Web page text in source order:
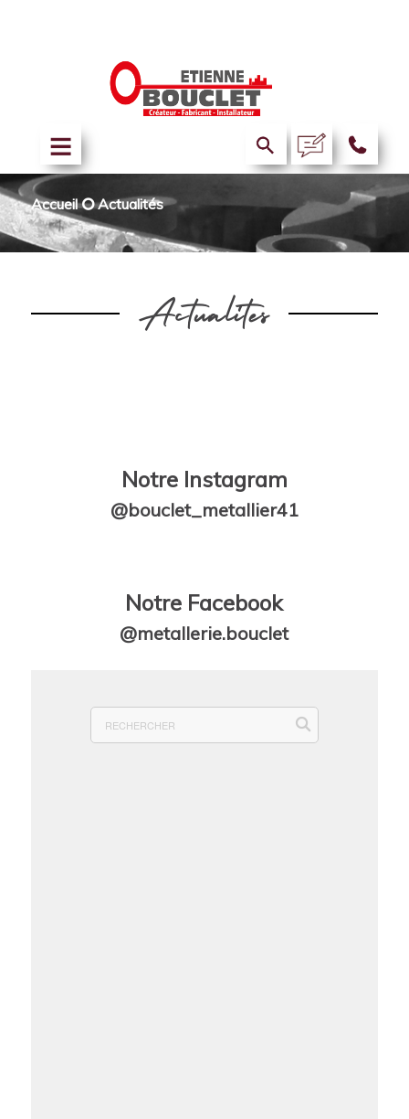
Accueil⭘Actualités
Actualités
Notre Instagram
@bouclet_metallier41
Notre Facebook
@metallerie.bouclet